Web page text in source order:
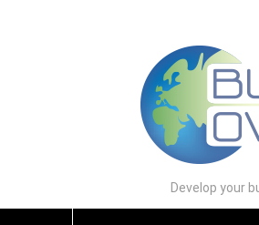
Develop your